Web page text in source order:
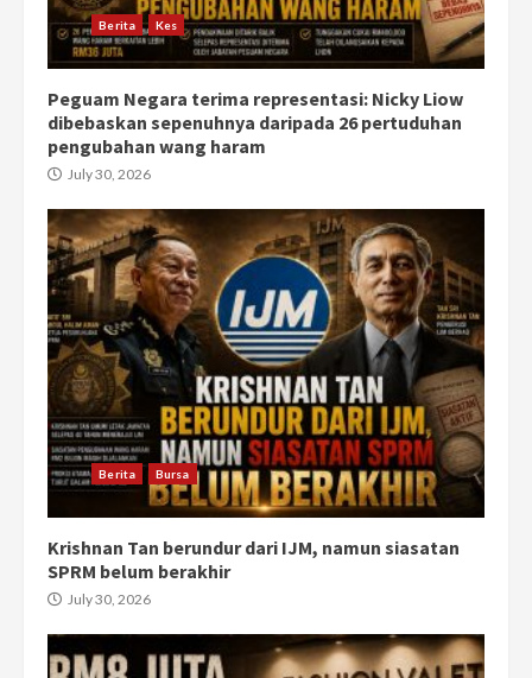
Berita Kes
Peguam Negara terima representasi: Nicky Liow
dibebaskan sepenuhnya daripada 26 pertuduhan
pengubahan wang haram
July 30, 2026
Berita Bursa
Krishnan Tan berundur dari IJM, namun siasatan
SPRM belum berakhir
July 30, 2026